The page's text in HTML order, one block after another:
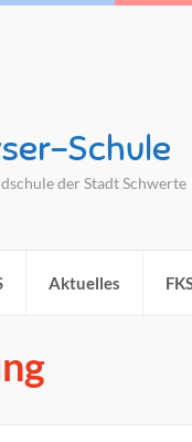
Schule
der Stadt Schwerte
Aktuelles